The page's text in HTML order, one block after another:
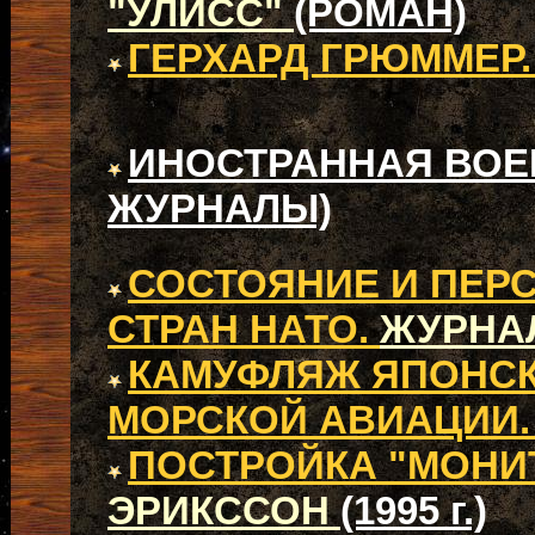
"УЛИСС"(РОМАН)
ГЕРХАРД
ИНОСТРАННАЯ
ЖУРНАЛЫ)
СОСТОЯНИЕ И
СТРАН НАТО.
КАМУФЛЯЖ
МОРСКОЙ
ПОСТРОЙКА
ЭРИКССОН(1995 г.)